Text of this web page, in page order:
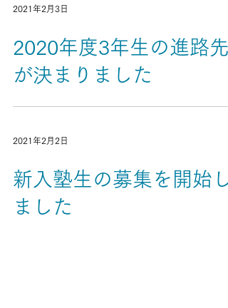
2021年2月3日
2020年度3年生の進路先
が決まりました
2021年2月2日
新入塾生の募集を開始し
ました